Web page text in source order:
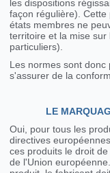
les dispositions
façon régulière).
états membres ne
territoire et la mise
particuliers).
Les normes sont donc
s'assurer de la
LE
Oui, pour tous les
directives
ces produits le droit
de l'Union